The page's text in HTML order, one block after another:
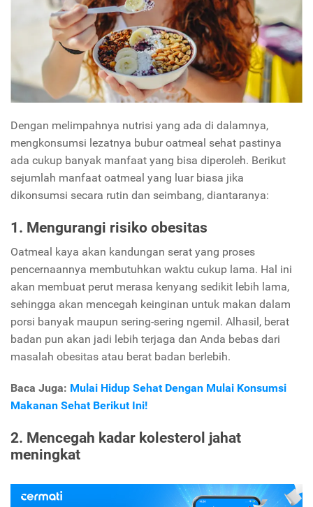
Dengan melimpahnya nutrisi yang ada di dalamnya,
mengkonsumsi lezatnya bubur oatmeal sehat pastinya
ada cukup banyak manfaat yang bisa diperoleh. Berikut
sejumlah manfaat oatmeal yang luar biasa jika
dikonsumsi secara rutin dan seimbang, diantaranya:
1. Mengurangi risiko obesitas
Oatmeal kaya akan kandungan serat yang proses
pencernaannya membutuhkan waktu cukup lama. Hal ini
akan membuat perut merasa kenyang sedikit lebih lama,
sehingga akan mencegah keinginan untuk makan dalam
porsi banyak maupun sering-sering ngemil. Alhasil, berat
badan pun akan jadi lebih terjaga dan Anda bebas dari
masalah obesitas atau berat badan berlebih.
Baca Juga: Mulai Hidup Sehat Dengan Mulai Konsumsi
Makanan Sehat Berikut Ini!
2. Mencegah kadar kolesterol jahat
meningkat